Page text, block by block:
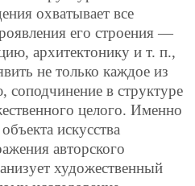
охватывает все
его строения —
архитектонику и т. п.,
не только каждое из
в структуре
целого. Именно
искусства
авторского
художественный